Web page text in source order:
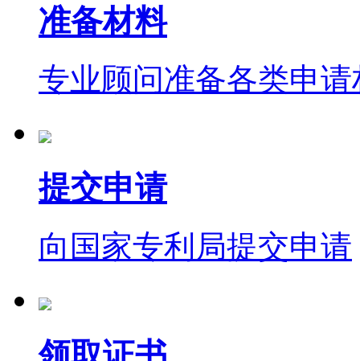
准备材料
专业顾问准备各类申请
提交申请
向国家专利局提交申请